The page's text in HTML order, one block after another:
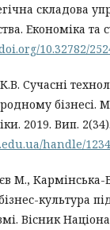
складова
Економіка та
10.32782/
Сучасні
бізнесі.
2019. Вип.
handle/
М., Кармінська-
культура
Вісник